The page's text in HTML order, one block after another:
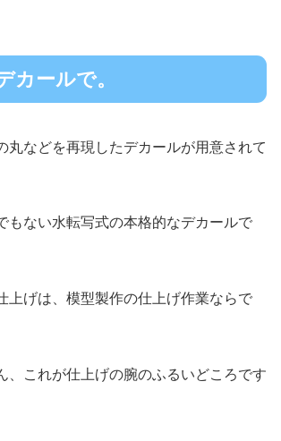
カールで。
丸などを再現したデカールが用意されて
もない水転写式の本格的なデカールで
上げは、模型製作の仕上げ作業ならで
、これが仕上げの腕のふるいどころです